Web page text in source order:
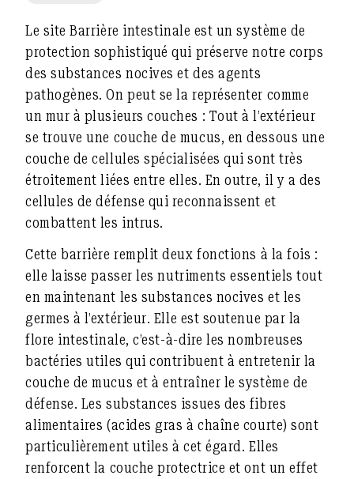
Le siteBarrière intestinale est un système de
protection sophistiqué qui préserve notre corps
des substances nocives et des agents
pathogènes. On peut se la représenter comme
un mur à plusieurs couches : Tout à l’extérieur
se trouve une couche de mucus, en dessous une
couche de cellules spécialisées qui sont très
étroitement liées entre elles. En outre, il y a des
cellules de défense qui reconnaissent et
combattent les intrus.
Cette barrière remplit deux fonctions à la fois :
elle laisse passer les nutriments essentiels tout
en maintenant les substances nocives et les
germes à l’extérieur. Elle est soutenue par la
flore intestinale, c’est-à-dire les nombreuses
bactéries utiles qui contribuent à entretenir la
couche de mucus et à entraîner le système de
défense. Les substances issues des fibres
alimentaires (acides gras à chaîne courte) sont
particulièrement utiles à cet égard. Elles
renforcent la couche protectrice et ont un effet